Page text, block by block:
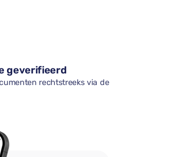
geverifieerd
rechtstreeks via de